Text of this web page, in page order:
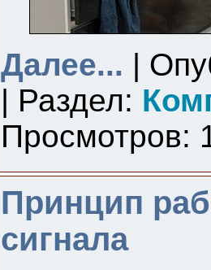
Далее... |
| Раздел:
Просмотров:
Принцип
сигнала